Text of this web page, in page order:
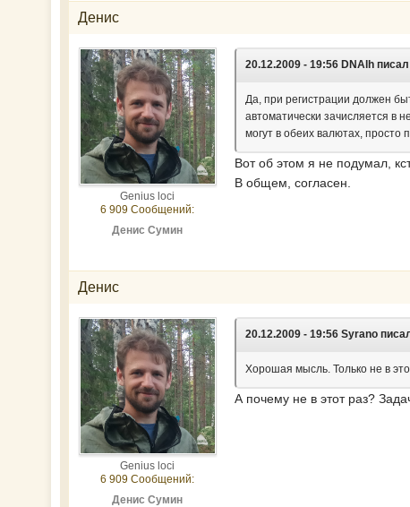
Денис
Genius loci
6 909 Сообщений:
Денис Сумин
20.12.2009 - 19:56 DNAlh
Да, при регистрации должен
автоматически зачисляется в
могут в обеих валютах, просто
Вот об этом я не подумал,
В общем, согласен.
Денис
Genius loci
6 909 Сообщений:
Денис Сумин
20.12.2009 - 19:56 Syrano
Хорошая мысль. Только не в
А почему не в этот раз?